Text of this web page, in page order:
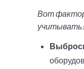
Вот
учитывать: